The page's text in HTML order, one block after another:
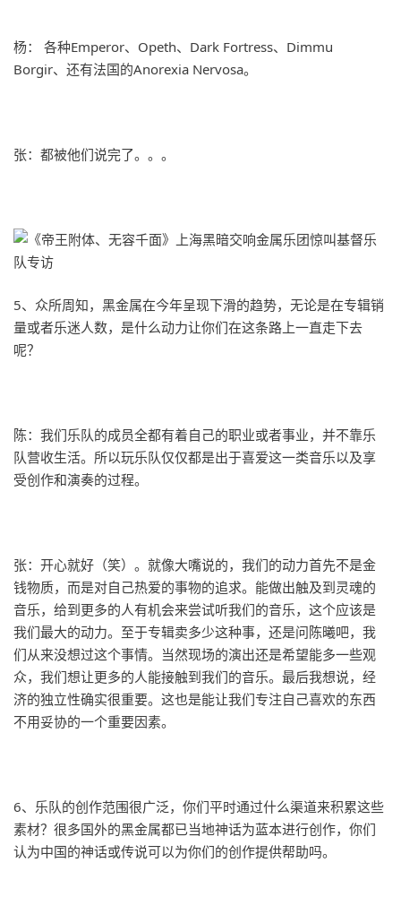
杨： 各种Emperor、Opeth、Dark Fortress、Dimmu
Borgir、还有法国的Anorexia Nervosa。
张：都被他们说完了。。。
5、众所周知，黑金属在今年呈现下滑的趋势，无论是在专辑销
量或者乐迷人数，是什么动力让你们在这条路上一直走下去
呢？
陈：我们乐队的成员全都有着自己的职业或者事业，并不靠乐
队营收生活。所以玩乐队仅仅都是出于喜爱这一类音乐以及享
受创作和演奏的过程。
张：开心就好（笑）。就像大嘴说的，我们的动力首先不是金
钱物质，而是对自己热爱的事物的追求。能做出触及到灵魂的
音乐，给到更多的人有机会来尝试听我们的音乐，这个应该是
我们最大的动力。至于专辑卖多少这种事，还是问陈曦吧，我
们从来没想过这个事情。当然现场的演出还是希望能多一些观
众，我们想让更多的人能接触到我们的音乐。最后我想说，经
济的独立性确实很重要。这也是能让我们专注自己喜欢的东西
不用妥协的一个重要因素。
6、乐队的创作范围很广泛，你们平时通过什么渠道来积累这些
素材？很多国外的黑金属都已当地神话为蓝本进行创作， 你们
认为中国的神话或传说可以为你们的创作提供帮助吗。